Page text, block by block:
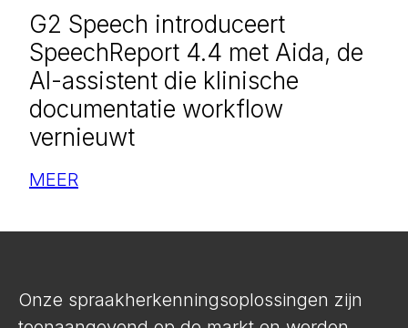
G2 Speech introduceert
SpeechReport 4.4 met Aida, de
AI-assistent die klinische
documentatie workflow
vernieuwt
MEER
Onze spraakherkenningsoplossingen zijn